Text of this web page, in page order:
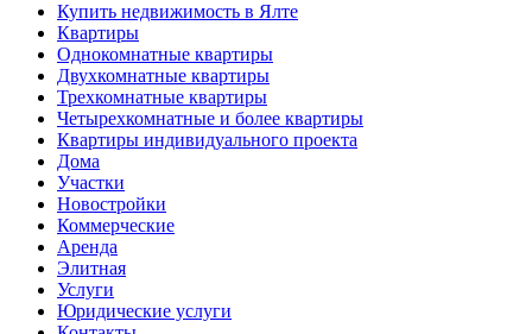
Купить недвижимость в Ялте
Квартиры
Однокомнатные квартиры
Двухкомнатные квартиры
Трехкомнатные квартиры
Четырехкомнатные и более квартиры
Квартиры индивидуального проекта
Дома
Участки
Новостройки
Коммерческие
Аренда
Элитная
Услуги
Юридические услуги